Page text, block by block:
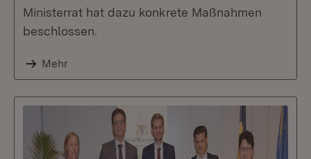
Ministerrat hat dazu konkrete Maßnahmen
beschlossen.
Mehr